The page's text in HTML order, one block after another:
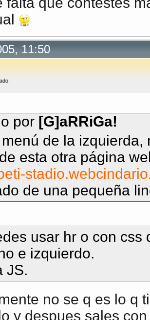
11:50
por [G]aRRiGa!
de la
esta otra página
de una pequeña
usar hr o con css
e izquierdo.
JS.
no se q es lo q
y despues sales